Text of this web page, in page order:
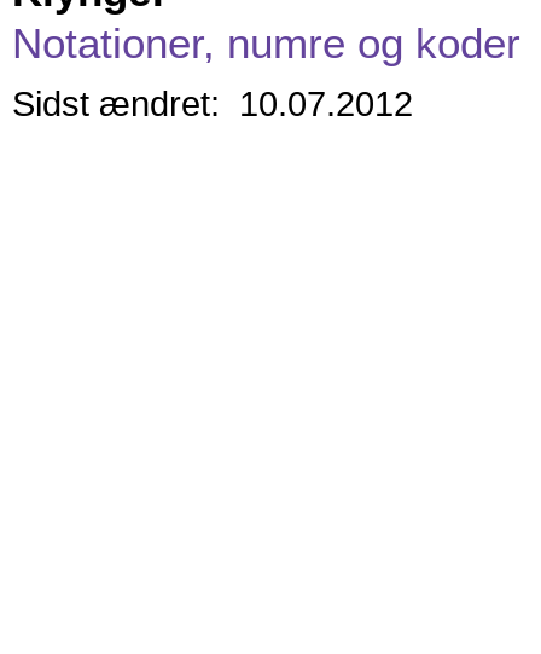
Notationer, numre og koder
Sidst ændret: 10.07.2012